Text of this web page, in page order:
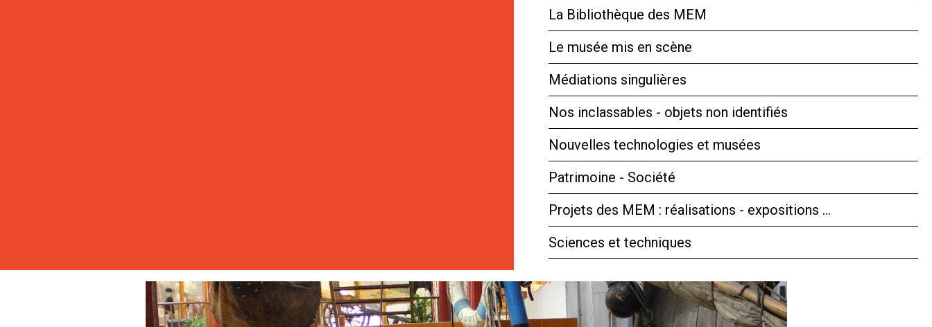
La Bibliothèque des MEM
Le musée mis en scène
Médiations singulières
Nos inclassables - objets non identifiés
Nouvelles technologies et musées
Patrimoine - Société
Projets des MEM : réalisations - expositions …
Sciences et techniques